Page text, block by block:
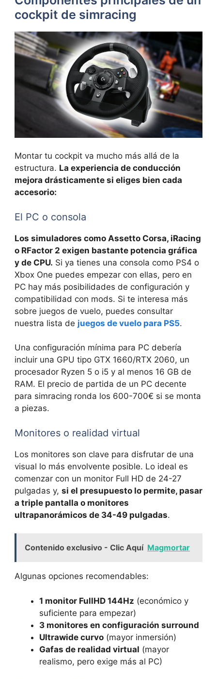
cockpit de simracing
Montar tu cockpit va mucho más allá de la
estructura. La experiencia de conducción
mejora drásticamente si eliges bien cada
accesorio:
El PC o consola
Los simuladores como Assetto Corsa, iRacing
o RFactor 2 exigen bastante potencia gráfica
y de CPU. Si ya tienes una consola como PS4 o
Xbox One puedes empezar con ellas, pero en
PC hay más posibilidades de configuración y
compatibilidad con mods. Si te interesa más
sobre juegos de vuelo, puedes consultar
nuestra lista de juegos de vuelo para PS5.
Una configuración mínima para PC debería
incluir una GPU tipo GTX 1660/RTX 2060, un
procesador Ryzen 5 o i5 y al menos 16 GB de
RAM. El precio de partida de un PC decente
para simracing ronda los 600-700€ si se monta
a piezas.
Monitores o realidad virtual
Los monitores son clave para disfrutar de una
visual lo más envolvente posible. Lo ideal es
comenzar con un monitor Full HD de 24-27
pulgadas y, si el presupuesto lo permite, pasar
a triple pantalla o monitores
ultrapanorámicos de 34-49 pulgadas.
Contenido exclusivo - Clic Aquí Magmortar
Algunas opciones recomendables:
1 monitor FullHD 144Hz (económico y
suficiente para empezar)
3 monitores en configuración surround
Ultrawide curvo (mayor inmersión)
Gafas de realidad virtual (mayor
realismo, pero exige más al PC)